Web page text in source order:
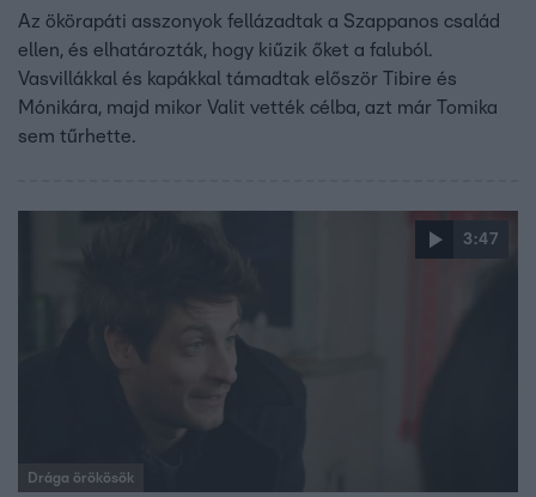
Az ökörapáti asszonyok fellázadtak a Szappanos család
ellen, és elhatározták, hogy kiűzik őket a faluból.
Vasvillákkal és kapákkal támadtak először Tibire és
Mónikára, majd mikor Valit vették célba, azt már Tomika
sem tűrhette.
3:47
Drága örökösök